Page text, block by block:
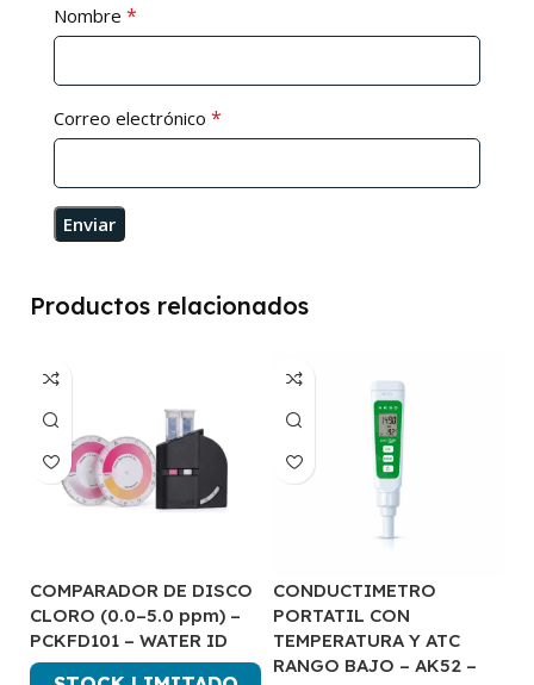
Nombre *
Correo electrónico *
Productos relacionados
COMPARADOR DE DISCO
CLORO (0.0–5.0 ppm) –
PCKFD101 – WATER ID
CONDUCTIMETRO
PORTATIL CON
TEMPERATURA Y ATC
RANGO BAJO – AK52 –